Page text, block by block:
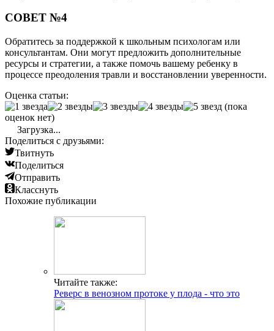
СОВЕТ №4
Обратитесь за поддержкой к школьным психологам или
консультантам. Они могут предложить дополнительные
ресурсы и стратегии, а также помочь вашему ребенку в
процессе преодоления травли и восстановлении уверенности.
Оценка статьи:
(пока
оценок нет)
Загрузка...
Поделиться с друзьями:
Твитнуть
Поделиться
Отправить
Класснуть
Похожие публикации
Читайте также:
Реверс в венозном протоке у плода - что это